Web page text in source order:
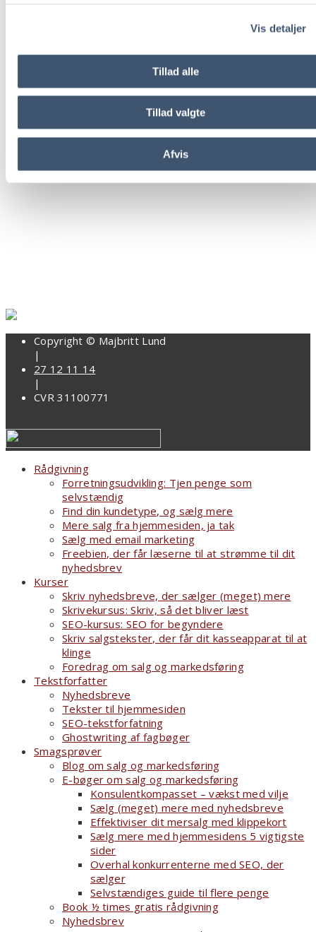
Vis detaljer
Tillad alle
Tillad valgte
Afvis
Copyright © Majbritt Lund
|
27 12 11 14
|
CVR 31100771
Rådgivning
Forretningsudvikling: Tjen penge som
selvstændig
Find din kundetype, og sælg mere
Mere salg fra hjemmesiden, ja tak
Sælg med email marketing
Freebien, der får læserne til at strømme til dit
nyhedsbrev
Kurser
Skriv nyhedsbreve, der sælger (meget) mere
Skrivekursus: Skriv, så det bliver læst
SEO-kursus: SEO for begyndere
Skriv salgstekster, der får dit kasseapparat til at
klinge
Foredrag om salg og markedsføring
Tekstforfatter
Nyhedsbreve
Tekster til hjemmesiden
SEO-tekstforfatning
Ghostwriting af fagbøger
Smagsprøver
Blog om salg og markedsføring
E-bøger om salg og markedsføring
Konsulentkompasset – vækst med vilje
Sælg (meget) mere med nyhedsbreve
Effektiviser dit mersalg med klippekort
Sælg mere med hjemmesidens 5 vigtigste
sider
Overhal konkurrenterne med SEO, der
sælger
Selvstændiges guide til flere penge
Book ½ times gratis rådgivning
Nyhedsbrev